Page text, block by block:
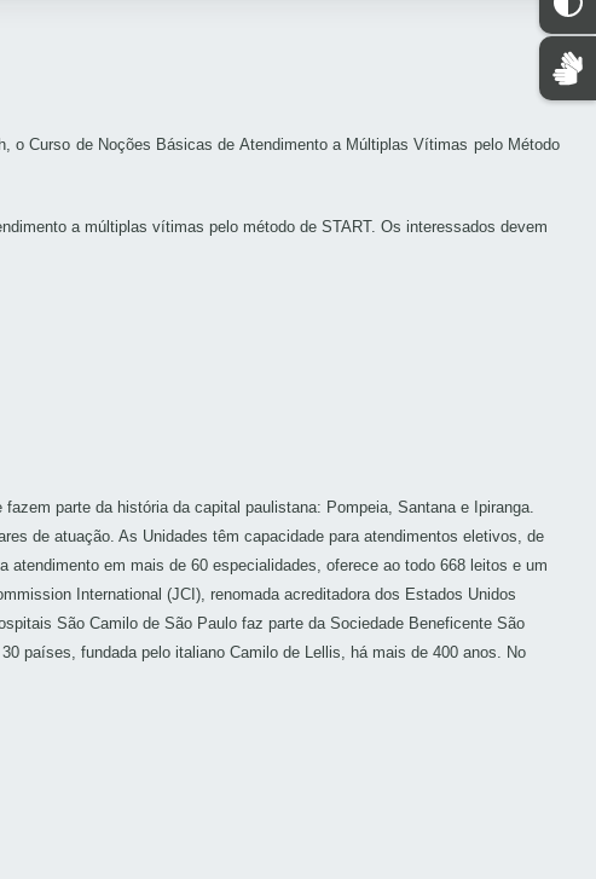
o Curso de Noções Básicas de Atendimento a Múltiplas Vítimas pelo Método
a múltiplas vítimas pelo método de START. Os interessados devem
parte da história da capital paulistana: Pompeia, Santana e Ipiranga.
de atuação. As Unidades têm capacidade para atendimentos eletivos, de
em mais de 60 especialidades, oferece ao todo 668 leitos e um
International (JCI), renomada acreditadora dos Estados Unidos
São Camilo de São Paulo faz parte da Sociedade Beneficente São
países, fundada pelo italiano Camilo de Lellis, há mais de 400 anos. No